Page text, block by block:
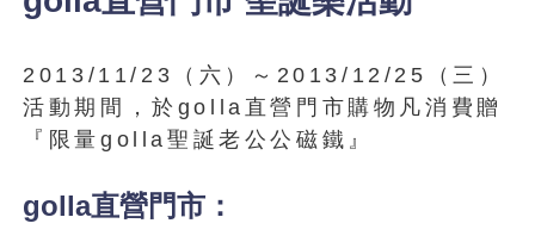
2013/11/23（六）～2013/12/25（三）
活動期間，於golla直營門市購物凡消費贈
『限量golla聖誕老公公磁鐵』
golla直營門市：